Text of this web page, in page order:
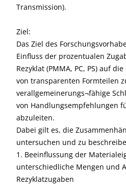
Transmission).
Ziel:
Das Ziel des
Einfluss der prozentualen
Rezyklat (PMMA, PC, PS) auf
von transparenten Formteilen
verallgemeinerungs¬fähige
von Handlungsempfehlungen
abzuleiten.
Dabei gilt es, die
untersuchen und zu
1. Beeinflussung der
unterschiedliche Mengen und
Rezyklatzugaben